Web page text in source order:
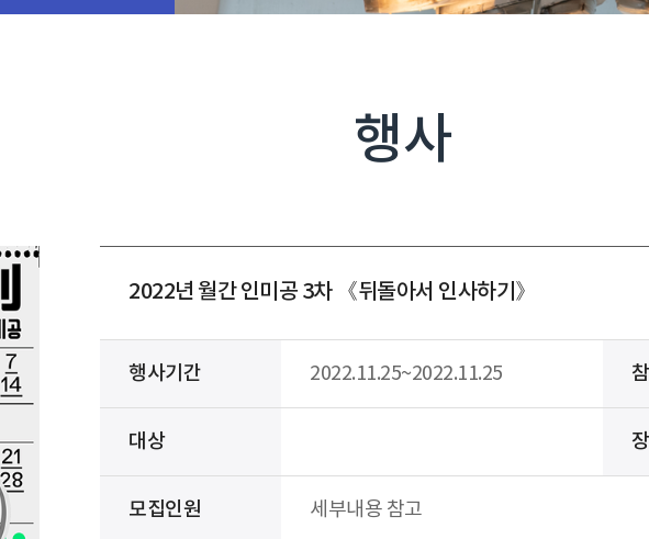
행사
2022년 월간 인미공 3차 《뒤돌아서 인사하기》
행사기간 2022.11.25~2022.11.25
대상
모집인원 세부내용 참고